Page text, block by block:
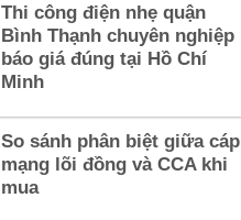
Thi công điện nhẹ quận
Bình Thạnh chuyên nghiệp
báo giá đúng tại Hồ Chí
Minh
So sánh phân biệt giữa cáp
mạng lõi đồng và CCA khi
mua